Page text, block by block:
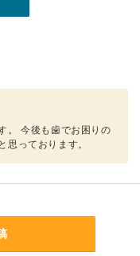
。 今後も歯でお困りの
思っております。